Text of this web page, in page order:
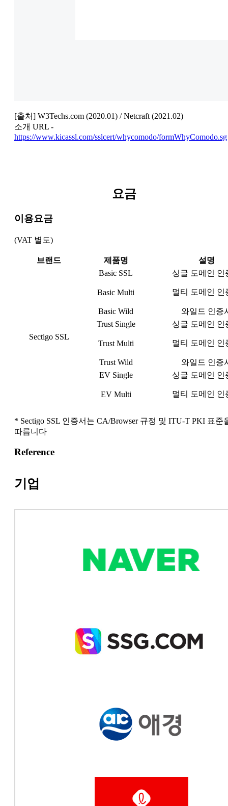
[출처] W3Techs.com (2020.01) / Netcraft (2021.02)
소개 URL -
https://www.kicassl.com/sslcert/whycomodo/formWhyComodo.sg
요금
이용요금
(VAT 별도)
브랜드 제품명 설명
Sectigo SSL
Basic SSL 싱글 도메인 인
Basic Multi 멀티 도메인 인
Basic Wild
와일드 인증
Trust Single
싱글 도메인 인
Trust Multi 멀티 도메인 인
Trust Wild
와일드 인증
EV Single
싱글 도메인 인
EV Multi 멀티 도메인 인
* Sectigo SSL 인증서는 CA/Browser 규정 및 ITU-T PKI 표준
따릅니다
Reference
기업